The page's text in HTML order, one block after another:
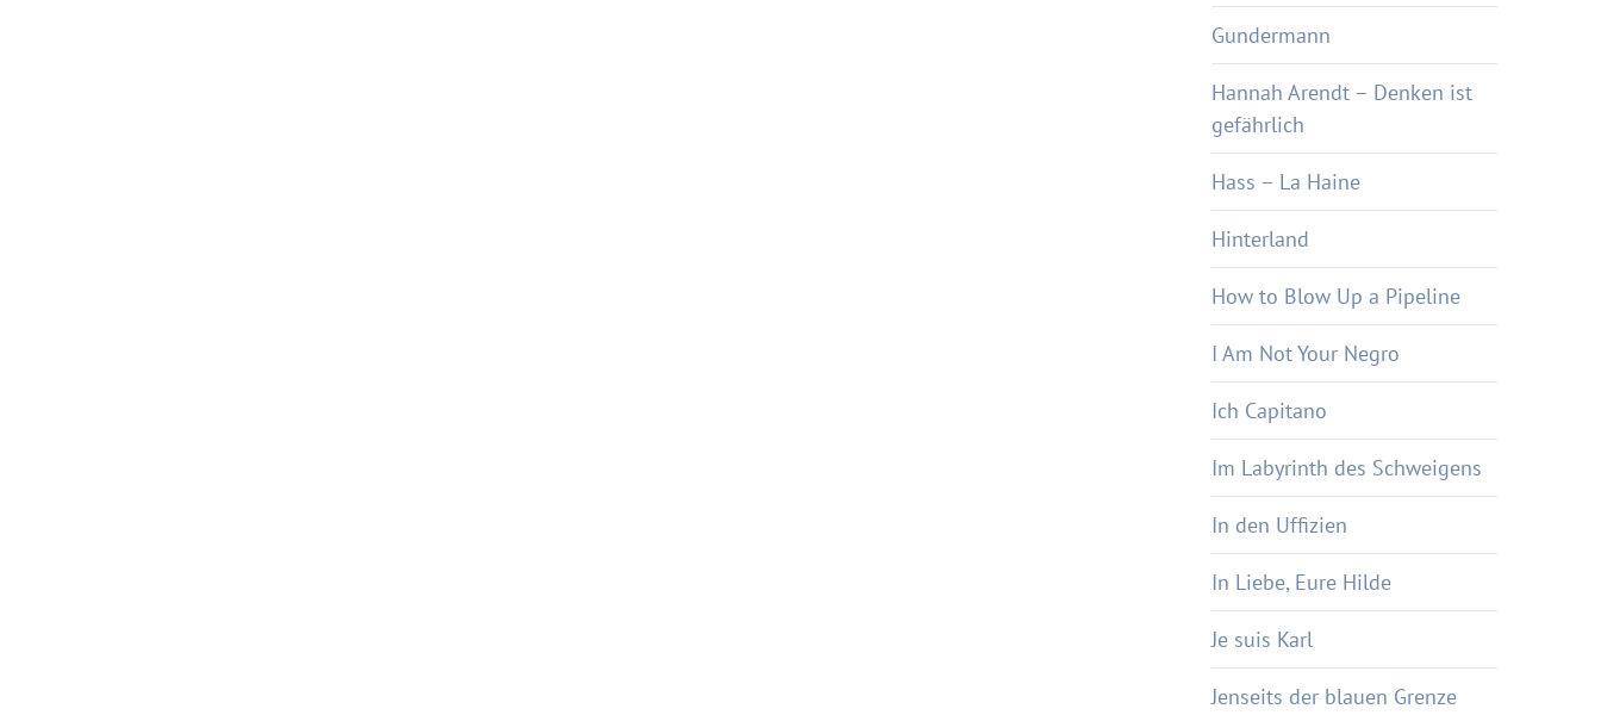
Gundermann
Hannah Arendt – Denken ist
gefährlich
Hass – La Haine
Hinterland
How to Blow Up a Pipeline
I Am Not Your Negro
Ich Capitano
Im Labyrinth des Schweigens
In den Uffizien
In Liebe, Eure Hilde
Je suis Karl
Jenseits der blauen Grenze